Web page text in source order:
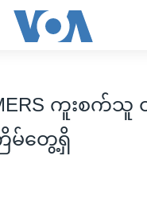
ကူးစက်သူ
မ်တွေ့ရှိ